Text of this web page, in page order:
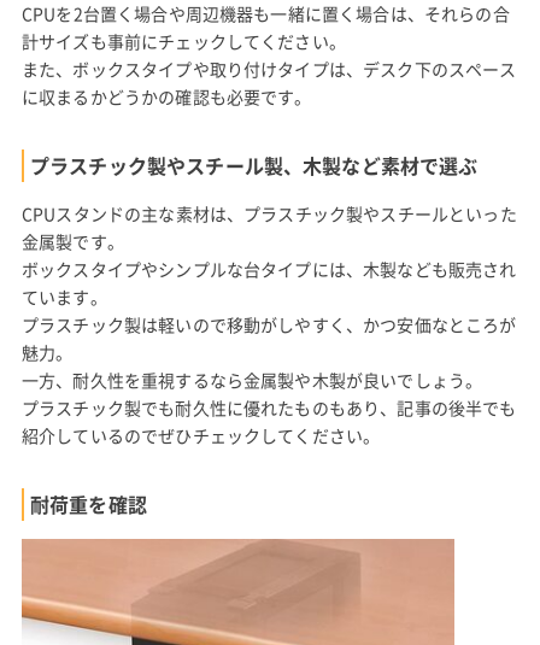
CPUを2台置く場合や周辺機器も一緒に置く場合は、それらの合
計サイズも事前にチェックしてください。
また、ボックスタイプや取り付けタイプは、デスク下のスペース
に収まるかどうかの確認も必要です。
プラスチック製やスチール製、木製など素材で選ぶ
CPUスタンドの主な素材は、プラスチック製やスチールといった
金属製です。
ボックスタイプやシンプルな台タイプには、木製なども販売され
ています。
プラスチック製は軽いので移動がしやすく、かつ安価なところが
魅力。
一方、耐久性を重視するなら金属製や木製が良いでしょう。
プラスチック製でも耐久性に優れたものもあり、記事の後半でも
紹介しているのでぜひチェックしてください。
耐荷重を確認